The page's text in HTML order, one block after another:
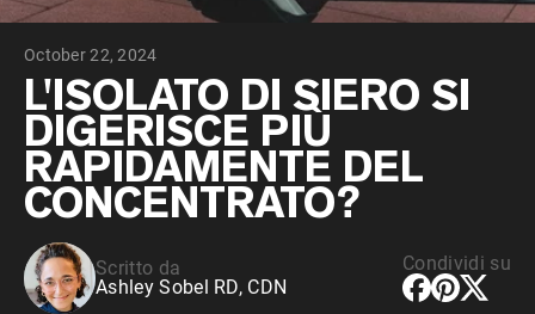
Shop All Protein Powders
VEGAN PROTEIN Best Seller
Proteina di piselli
Shop All Vegan Protein
October 22, 2024
L'ISOLATO DI SIERO SI
DIGERISCE PIÙ
RAPIDAMENTE DEL
CONCENTRATO?
Scritto da
Ashley Sobel RD, CDN
Condividi su